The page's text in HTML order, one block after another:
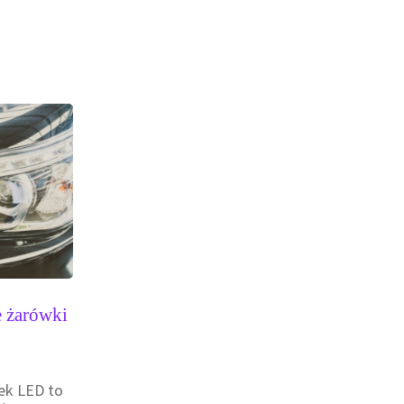
żarówki
LED to